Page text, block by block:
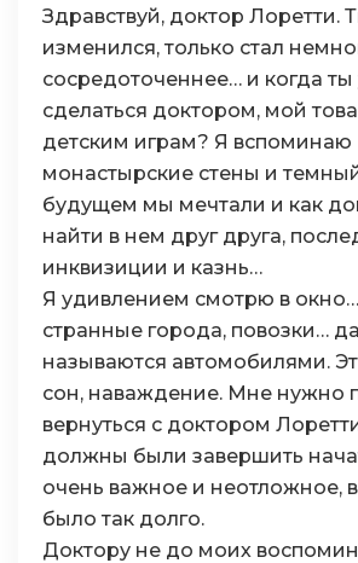
Здравствуй, доктор Лоретти.
изменился, только стал
сосредоточеннее… и когда ты
сделаться доктором, мой
детским играм? Я вспоминаю
монастырские стены и
будущем мы мечтали и как
найти в нем друг друга,
инквизиции и казнь…
Я удивлением смотрю в
странные города, повозки…
называются автомобилями.
сон, наваждение. Мне нужно
вернуться с доктором
должны были завершить
очень важное и неотложное,
было так долго.
Доктору не до моих